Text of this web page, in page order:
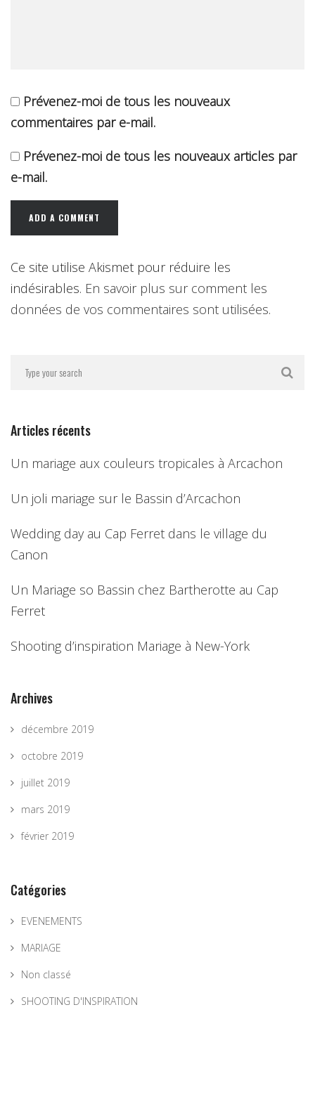
Prévenez-moi de tous les nouveaux
commentaires par e-mail.
Prévenez-moi de tous les nouveaux articles par
e-mail.
Ce site utilise Akismet pour réduire les
indésirables. En savoir plus sur comment les
données de vos commentaires sont utilisées.
Articles récents
Un mariage aux couleurs tropicales à Arcachon
Un joli mariage sur le Bassin d’Arcachon
Wedding day au Cap Ferret dans le village du
Canon
Un Mariage so Bassin chez Bartherotte au Cap
Ferret
Shooting d’inspiration Mariage à New-York
Archives
décembre 2019
octobre 2019
juillet 2019
mars 2019
février 2019
Catégories
EVENEMENTS
MARIAGE
Non classé
SHOOTING D'INSPIRATION